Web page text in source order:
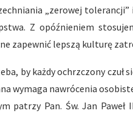
„zerowej
Z opóźnieniem
zapewnić lepszą kulturę
by każdy ochrzczony
wymaga nawrócenia
patrzy Pan. Św. Jan Paweł